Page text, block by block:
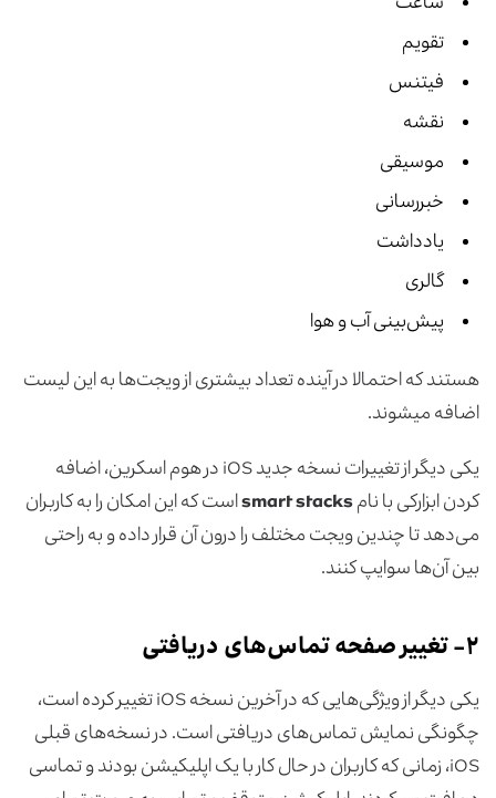
تقویم
فیتنس
نقشه
موسیقی
خبررسانی
یادداشت
گالری
پیش‌بینی آب و هوا
هستند که احتمالا در آینده تعداد بیشتری از ویجت‌ها به این لیست
اضافه می­شوند.
یکی دیگر از تغییرات نسخه جدید iOS در هوم اسکرین، اضافه
کردن ابزارکی با نام
smartstacks
است که این امکان را به کاربران
می‌دهد تا چندین ویجت مختلف را درون آن قرار داده و به راحتی
بین آن‌ها سوایپ کنند.
۲- تغییر صفحه تماس‌های دریافتی
یکی دیگر از ویژگی‌هایی که در آخرین نسخه iOS تغییر کرده است،
چگونگی نمایش تماس‌های دریافتی است. در نسخه‌های قبلی
iOS، زمانی که کاربران در حال کار با یک اپلیکیشن بودند و تماسی